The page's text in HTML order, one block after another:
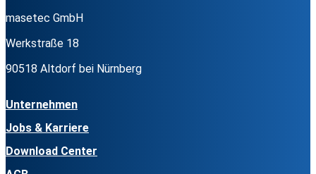
masetec GmbH
Werkstraße 18
90518 Altdorf bei Nürnberg
Unternehmen
Jobs & Karriere
Download Center